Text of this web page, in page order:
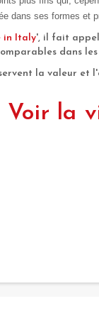
dans ses formes et
in Italy', il fait
dans les
la valeur et
la